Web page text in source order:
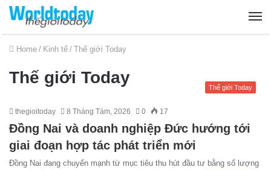
Home / Kinh tế / Thế giới Today
Thế giới Today
Thế giới Today
thegioitoday 8 Tháng Tám, 2026 0 17
Đồng Nai và doanh nghiệp Đức hướng tới
giai đoạn hợp tác phát triển mới
Đồng Nai đang chuyển mạnh từ mục tiêu thu hút đầu tư bằng số lượng